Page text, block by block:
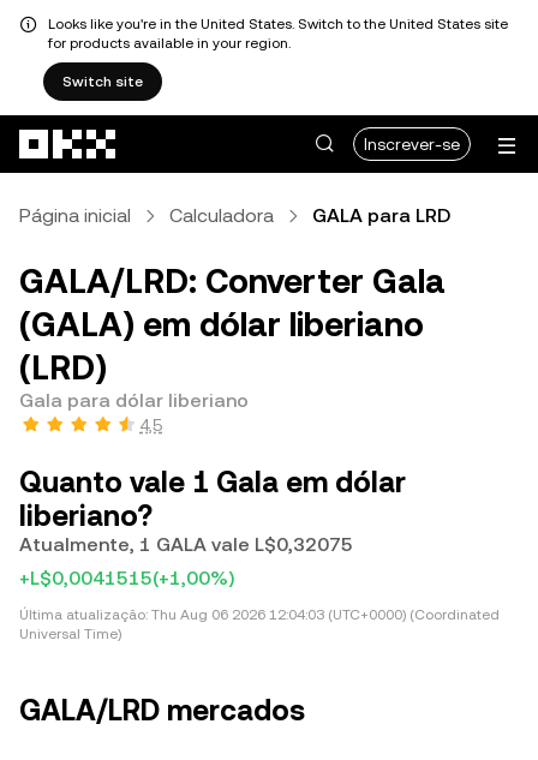
Looks like you're in the United States. Switch to the United States site
for products available in your region.
Switch site
Inscrever-se
Página inicial Calculadora GALA para LRD
GALA/LRD: Converter Gala
(GALA) em dólar liberiano
(LRD)
Gala para dólar liberiano
4,5
Quanto vale 1 Gala em dólar
liberiano?
Atualmente, 1 GALA vale L$0,32075
+L$0,0041515(+1,00%)
Última atualização: Thu Aug 06 2026 12:04:03 (UTC+0000) (Coordinated
Universal Time)
GALA/LRD mercados